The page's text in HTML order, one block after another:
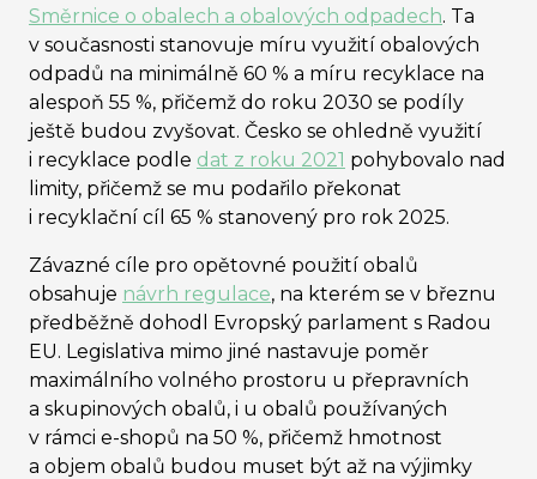
Směrnice o obalech a obalových odpadech. Ta
v současnosti stanovuje míru využití obalových
odpadů na minimálně 60 % a míru recyklace na
alespoň 55 %, přičemž do roku 2030 se podíly
ještě budou zvyšovat. Česko se ohledně využití
i recyklace podle dat z roku 2021 pohybovalo nad
limity, přičemž se mu podařilo překonat
i recyklační cíl 65 % stanovený pro rok 2025.
Závazné cíle pro opětovné použití obalů
obsahuje návrh regulace, na kterém se v březnu
předběžně dohodl Evropský parlament s Radou
EU. Legislativa mimo jiné nastavuje poměr
maximálního volného prostoru u přepravních
a skupinových obalů, i u obalů používaných
v rámci e-shopů na 50 %, přičemž hmotnost
a objem obalů budou muset být až na výjimky